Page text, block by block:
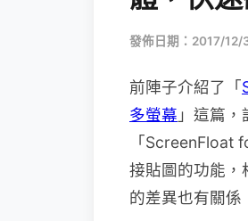
發佈日期：2017/12/
前陣子介紹了「
多螢幕 」這篇
「ScreenFloat
接貼圖的功能，
的差異也有關係